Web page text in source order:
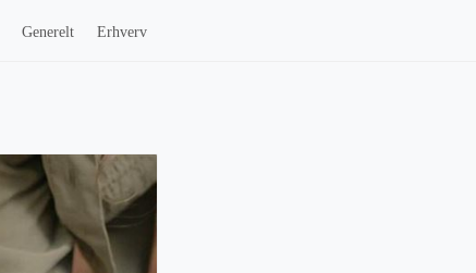
Generelt Erhverv